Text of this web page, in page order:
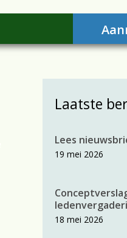
Laatste
Lees
19 mei 2026
18 mei 2026